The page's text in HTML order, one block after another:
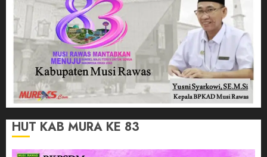
HUT KAB MURA KE 83